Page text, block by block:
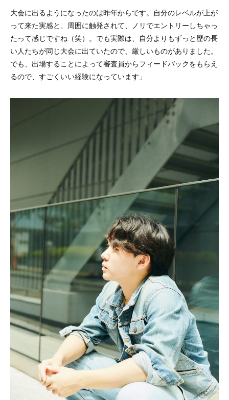
大会に出るようになったのは昨年からです。自分のレベルが上が
って来た実感と、周囲に触発されて、ノリでエントリーしちゃっ
たって感じですね（笑）。でも実際は、自分よりもずっと歴の長
い人たちが同じ大会に出ていたので、厳しいものがありました。
でも、出場することによって審査員からフィードバックをもらえ
るので、すごくいい経験になっています」